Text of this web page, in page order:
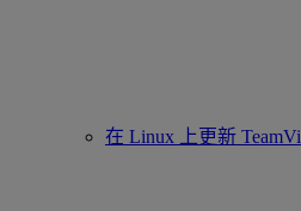
在 Linux 上更新